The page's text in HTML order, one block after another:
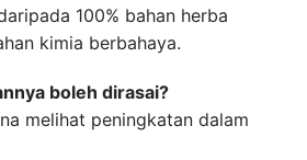
100% bahan herba
kimia berbahaya.
boleh dirasai?
melihat peningkatan dalam